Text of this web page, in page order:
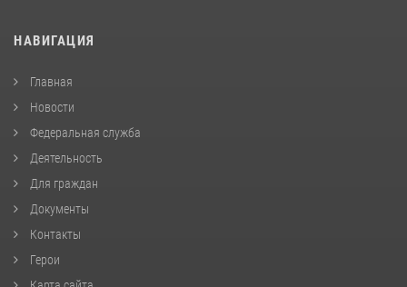
НАВИГАЦИЯ
Главная
Новости
Федеральная служба
Деятельность
Для граждан
Документы
Контакты
Герои